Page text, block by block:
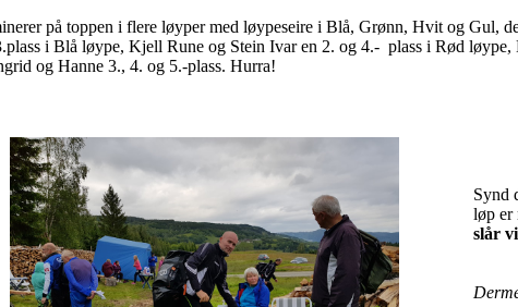
på toppen i flere løyper med løypeseire i Blå, Grønn, Hvit og
i Blå løype, Kjell Rune og Stein Ivar en 2. og 4.- plass i Rød
og Hanne 3., 4. og 5.-plass. Hurra!
Synd
løp er
slår